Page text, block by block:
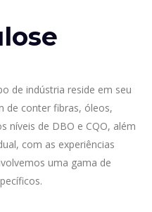
de indústria reside em seu
de conter fibras, óleos,
níveis de DBO e CQO, além
com as experiências
uma gama de